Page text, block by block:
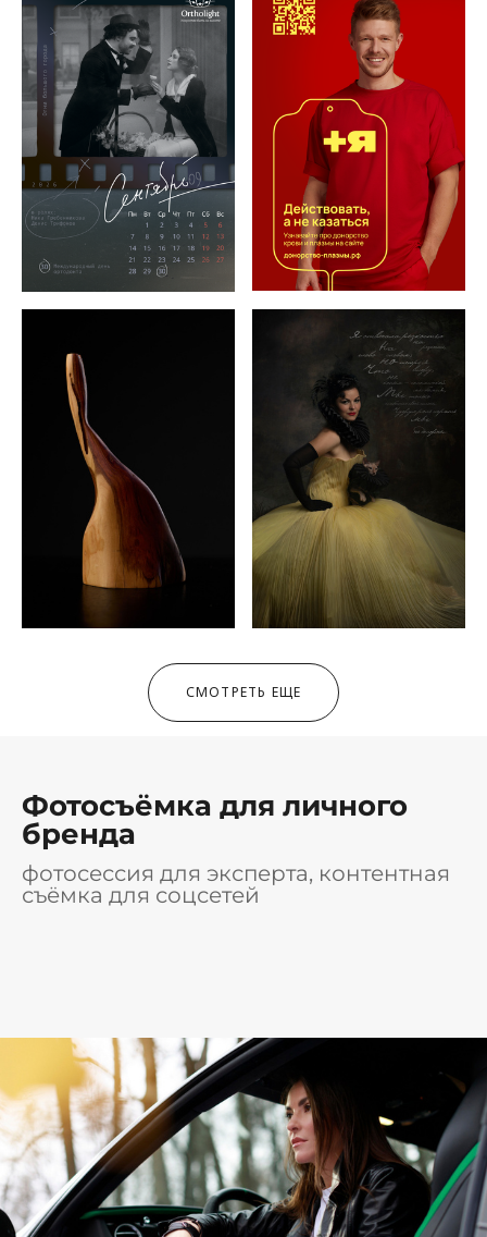
СМОТРЕТЬ ЕЩЕ
Фотосъёмка для личного
бренда
фотосессия для эксперта, контентная
съёмка для соцсетей